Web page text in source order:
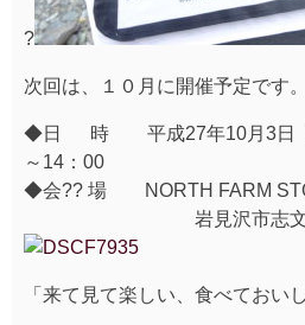
?
次回は、１０月に開催予定です。
◆日 時 平成27年10月3日（
～14：00
◆会?? 場 NORTH FARM
岩見沢市志文町
「来て見て楽しい、食べておい